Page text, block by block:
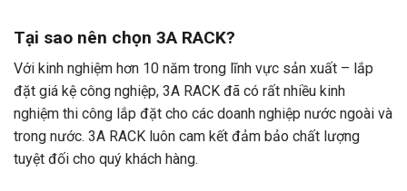
Tại sao nên chọn 3A RACK?
Với kinh nghiệm hơn 10 năm trong lĩnh vực sản xuất – lắp
đặt giá kệ công nghiệp, 3A RACK đã có rất nhiều kinh
nghiệm thi công lắp đặt cho các doanh nghiệp nước ngoài và
trong nước. 3A RACK luôn cam kết đảm bảo chất lượng
tuyệt đối cho quý khách hàng.